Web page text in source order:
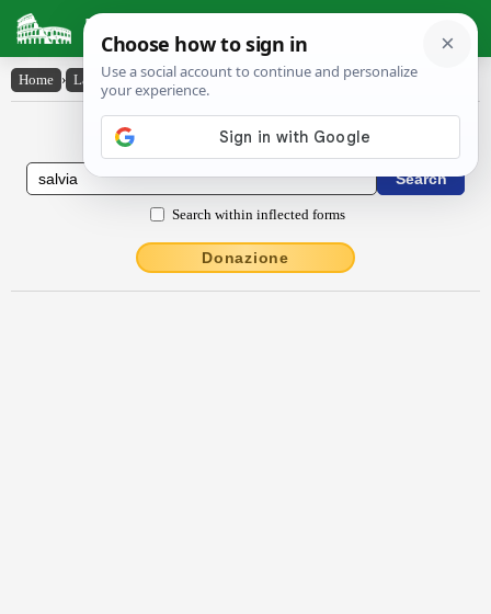
Latin Dictionary
Home › Latin-English › salvĭa
Latin to English Dictionary
Search within inflected forms
Donazione